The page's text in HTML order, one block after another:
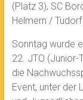
(Platz 3), SC
Helmern /
Sonntag wurde
22. JTO (Junior-
die
Event, unter der